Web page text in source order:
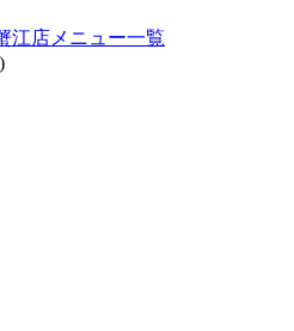
江店メニュー一覧